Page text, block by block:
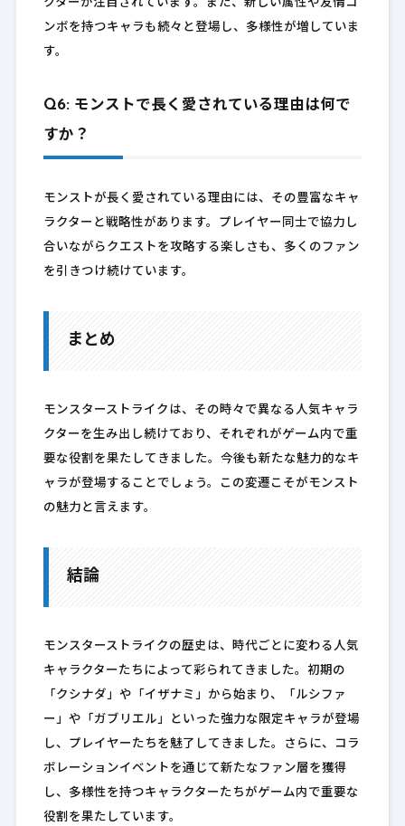
クターが注目されています。また、新しい属性や友情コ
ンボを持つキャラも続々と登場し、多様性が増していま
す。
Q6: モンストで長く愛されている理由は何で
すか？
モンストが長く愛されている理由には、その豊富なキャ
ラクターと戦略性があります。プレイヤー同士で協力し
合いながらクエストを攻略する楽しさも、多くのファン
を引きつけ続けています。
まとめ
モンスターストライクは、その時々で異なる人気キャラ
クターを生み出し続けており、それぞれがゲーム内で重
要な役割を果たしてきました。今後も新たな魅力的なキ
ャラが登場することでしょう。この変遷こそがモンスト
の魅力と言えます。
結論
モンスターストライクの歴史は、時代ごとに変わる人気
キャラクターたちによって彩られてきました。初期の
「クシナダ」や「イザナミ」から始まり、「ルシファ
ー」や「ガブリエル」といった強力な限定キャラが登場
し、プレイヤーたちを魅了してきました。さらに、コラ
ボレーションイベントを通じて新たなファン層を獲得
し、多様性を持つキャラクターたちがゲーム内で重要な
役割を果たしています。